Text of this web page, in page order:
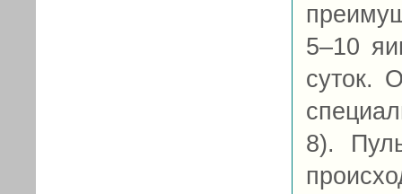
5–10
суток.
8).